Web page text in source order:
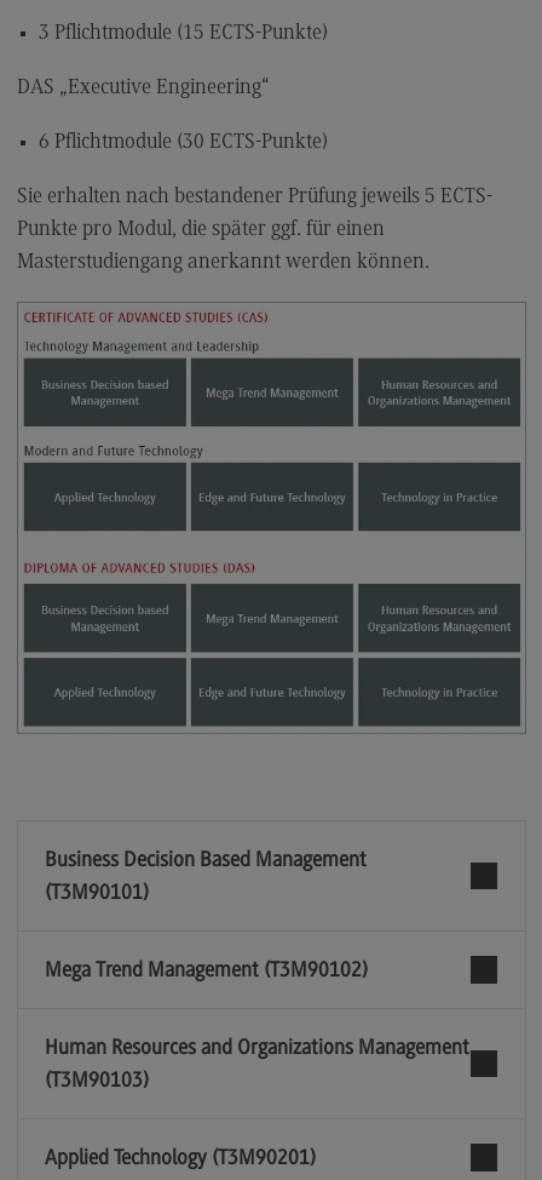
3 Pflichtmodule (15 ECTS-Punkte)
DAS „Executive Engineering“
6 Pflichtmodule (30 ECTS-Punkte)
Sie erhalten nach bestandener Prüfung jeweils 5 ECTS-
Punkte pro Modul, die später ggf. für einen
Masterstudiengang anerkannt werden können.
Business Decision Based Management
(T3M90101)
Mega Trend Management (T3M90102)
Human Resources and Organizations Management
(T3M90103)
Applied Technology (T3M90201)